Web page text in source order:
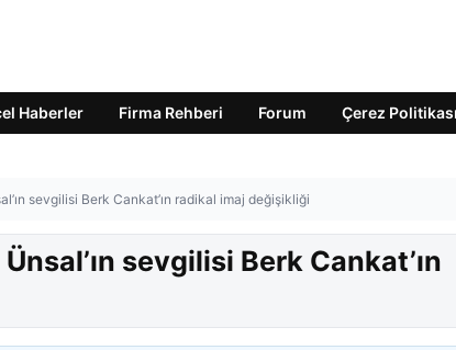
Haberler Firma Rehberi Forum Çerez Politikası
sevgilisi Berk Cankat’ın radikal imaj değişikliği
sevgilisi Berk Cankat’ın